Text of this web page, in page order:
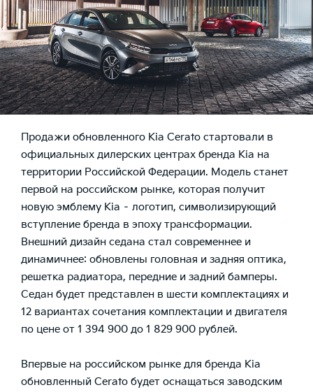
Продажи обновленного Kia Cerato стартовали в
официальных дилерских центрах бренда Kia на
территории Российской Федерации. Модель станет
первой на российском рынке, которая получит
новую эмблему Kia – логотип, символизирующий
вступление бренда в эпоху трансформации.
Внешний дизайн седана стал современнее и
динамичнее: обновлены головная и задняя оптика,
решетка радиатора, передние и задний бамперы.
Седан будет представлен в шести комплектациях и
12 вариантах сочетания комплектации и двигателя
по цене от 1 394 900 до 1 829 900 рублей.
Впервые на российском рынке для бренда Kia
обновленный Cerato будет оснащаться заводским